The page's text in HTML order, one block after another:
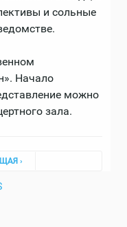
и сольные
Начало
можно
зала.
›